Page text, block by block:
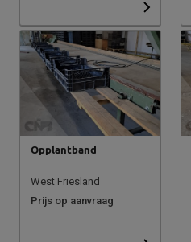
Opplantband
West Friesland
Prijs op aanvraag